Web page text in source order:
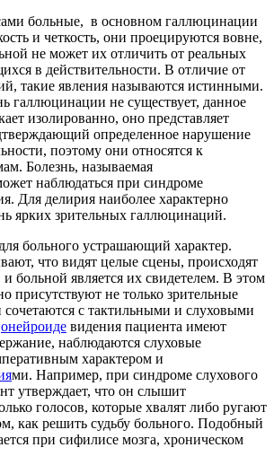
больные, в основном галлюцинации
и четкость, они проецируются вовне,
не может их отличить от реальных
в действительности. В отличие от
такие явления называются истинными.
галлюцинации не существует, данное
изолированно, оно представляет
определенное нарушение
поэтому они относятся к
Болезнь, называемая
наблюдаться при синдроме
Для делирия наиболее характерно
ярких зрительных галлюцинаций.
больного устрашающий характер.
что видят целые сцены, происходят
больной является их свидетелем. В этом
присутствуют не только зрительные
с тактильными и слуховыми
онейроиде видения пациента имеют
наблюдаются слуховые
характером и
ми. Например, при синдроме слухового
утверждает, что он слышит
голосов, которые хвалят либо ругают
как решить судьбу больного. Подобный
при сифилисе мозга, хроническом